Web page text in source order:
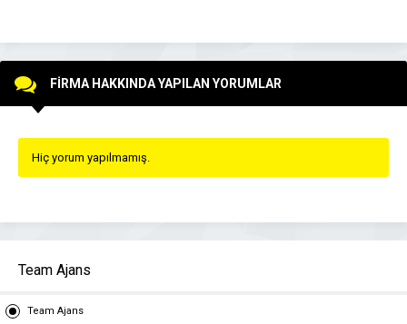
FİRMA HAKKINDA YAPILAN YORUMLAR
Hiç yorum yapılmamış.
Team Ajans
Team Ajans